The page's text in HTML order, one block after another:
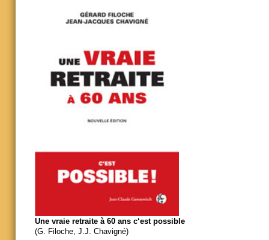
Une vraie retraite à 60 ans c‘est possible
(G. Filoche, J.J. Chavigné)